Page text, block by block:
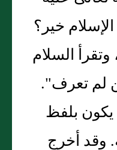
خير؟
السلام
تعرف".
يكون بلفظ
وقد أخرج